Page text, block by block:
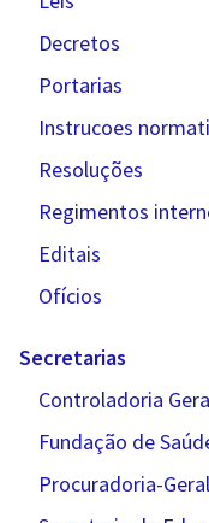
Decretos
Portarias
Instrucoes
Resoluções
Regimentos
Editais
Ofícios
Secretarias
Controladoria
Fundação de
Procuradoria-